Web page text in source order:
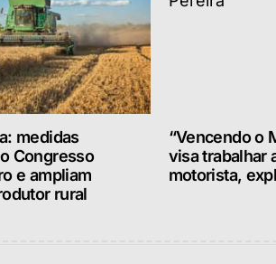
medidas
Congresso
e ampliam
rural
“Vencendo o
visa trabalhar
motorista,